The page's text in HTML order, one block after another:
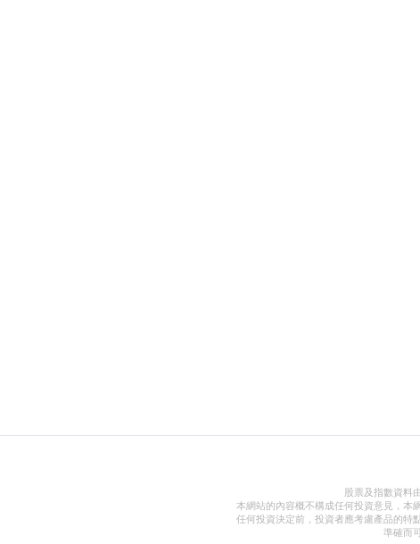
股票及指數資料
本網站的內容概不構成任何投資意見，本
任何投資決定前，投資者應考慮產品的特
準確而